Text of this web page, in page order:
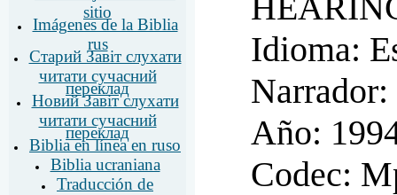
sitio
Imágenes de la Biblia
rus
Старий Завіт слухати
читати сучасний
переклад
Новий Завіт слухати
читати сучасний
переклад
Biblia en línea en ruso
Biblia ucraniana
Traducción de
Idioma:
Año:
Codec: